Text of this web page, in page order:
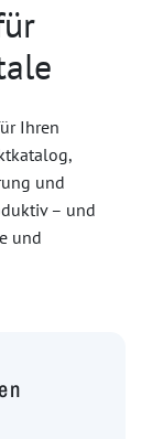
Ihren
und
– und
und